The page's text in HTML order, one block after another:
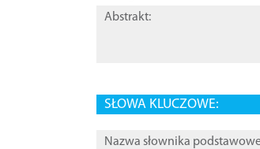
Abstrakt:
SŁOWA KLUCZOWE:
Nazwa słownika